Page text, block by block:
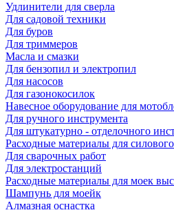
Удлинители для сверла
Для садовой техники
Для буров
Для триммеров
Масла и смазки
Для бензопил и электропил
Для насосов
Для газонокосилок
Навесное оборудование для
Для ручного инструмента
Для штукатурно - отделочного
Расходные материалы для
Для сварочных работ
Для электростанций
Расходные материалы для моек
Шампунь для моейк
Алмазная оснастка